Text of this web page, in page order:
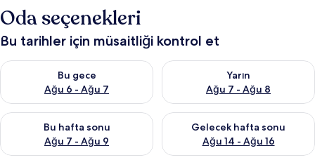
Oda seçenekleri
Bu tarihler için müsaitliği kontrol et
Bu gece
Ağu 6 - Ağu 7
Bu gece için müsaitliği kontrol et Ağu 6 - Ağu 7
Yarın
Ağu 7 - Ağu 8
Yarın için müsaitliği kontrol
Bu hafta sonu
Ağu 7 - Ağu 9
Bu hafta sonu için müsaitliği kontrol et Ağu 7 - Ağu 9
Gelecek hafta sonu
Ağu 14 - Ağu 16
Önümüzdeki hafta sonu için